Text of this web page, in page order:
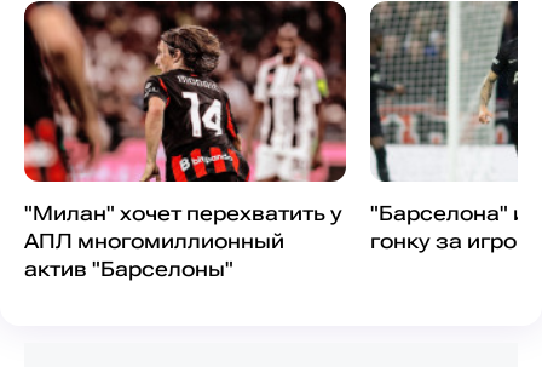
"Милан" хочет перехватить у
АПЛ многомиллионный
актив "Барселоны"
"Барселона" и
гонку за